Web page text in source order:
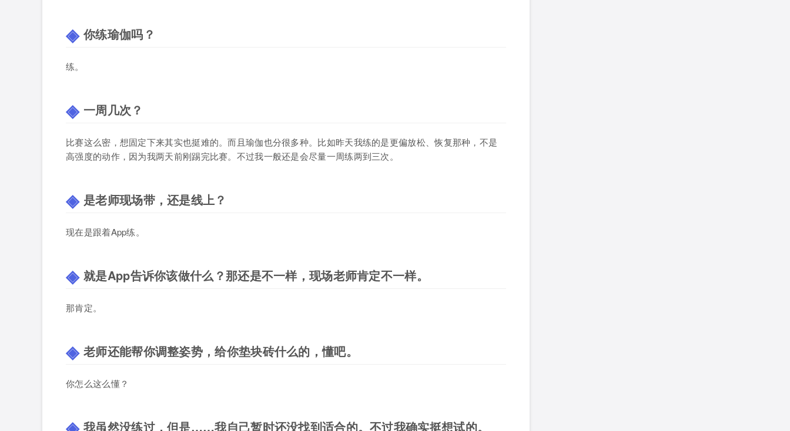
你练瑜伽吗？
练。
一周几次？
比赛这么密，想固定下来其实也挺难的。而且瑜伽也分很多种。比如昨天我练的是更偏放松、恢复那种，不是
高强度的动作，因为我两天前刚踢完比赛。不过我一般还是会尽量一周练两到三次。
是老师现场带，还是线上？
现在是跟着App练。
就是App告诉你该做什么？那还是不一样，现场老师肯定不一样。
那肯定。
老师还能帮你调整姿势，给你垫块砖什么的，懂吧。
你怎么这么懂？
我虽然没练过，但是……我自己暂时还没找到适合的。不过我确实挺想试的。